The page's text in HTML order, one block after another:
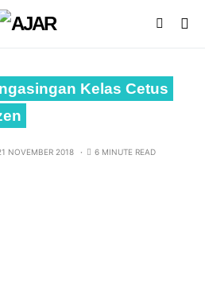
Kelas Cetus
NOVEMBER 2018 6 MINUTE READ